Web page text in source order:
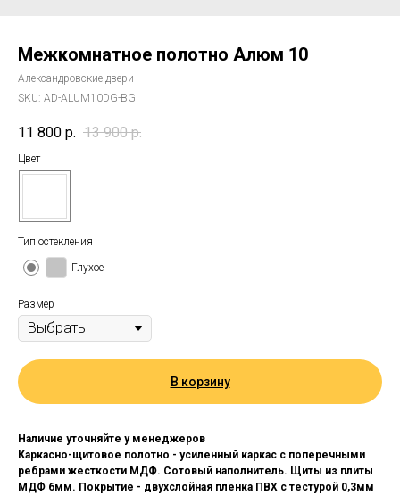
Межкомнатное полотно Алюм 10
Александровские двери
SKU: AD-ALUM10DG-BG
11 800 р. 13 900 р.
Цвет
Тип остекления
Глухое
Размер
В корзину
Наличие уточняйте у менеджеров
Каркасно-щитовое полотно - усиленный каркас с поперечными
ребрами жесткости МДФ. Сотовый наполнитель. Щиты из плиты
МДФ 6мм. Покрытие - двухслойная пленка ПВХ с тестурой 0,3мм